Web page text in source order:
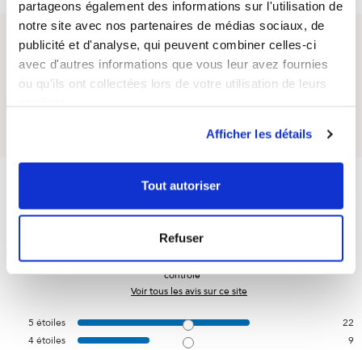
partageons également des informations sur l'utilisation de
notre site avec nos partenaires de médias sociaux, de
publicité et d'analyse, qui peuvent combiner celles-ci
avec d'autres informations que vous leur avez fournies
ou qu'ils ont collectées lors de votre utilisation de leurs
Afficher les détails
Tout autoriser
Refuser
Questions / Réponses
4.7/5
Basé sur32avis soumis à un
contrôle
Voir tous les avis sur ce site
5 étoiles
22
4étoiles
9